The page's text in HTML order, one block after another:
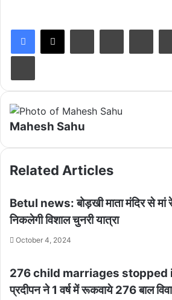
Mahesh Sahu
Related Articles
Betul news: बोड़खी माता मंदिर से मां
निकलेगी विशाल चुनरी यात्रा
October 4, 2024
276 child marriages stopped
प्रदीपन ने 1 वर्ष में रूकवाये 276 बाल